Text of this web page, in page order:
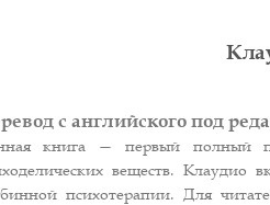
с английского под
книга — первый полный
веществ.
психотерапии. Для